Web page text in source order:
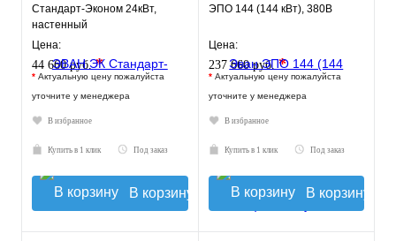
Стандарт-Эконом 24кВт,
настенный
Цена:
44 660 руб.*
* Актуальную цену пожалуйста
уточните у менеджера
В избранное
Купить в 1 клик Под заказ
В корзину
ЭПО 144 (144 кВт), 380В
Цена:
237 660 руб.*
* Актуальную цену пожалуйста
уточните у менеджера
В избранное
Купить в 1 клик Под заказ
В корзину